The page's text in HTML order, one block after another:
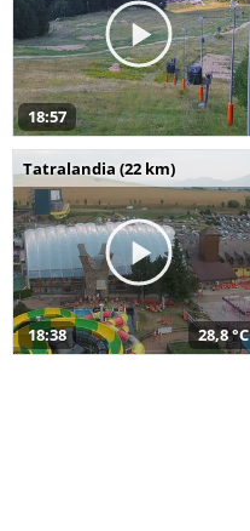
18:57
Tatralandia (22 km)
18:38 28,8 °C